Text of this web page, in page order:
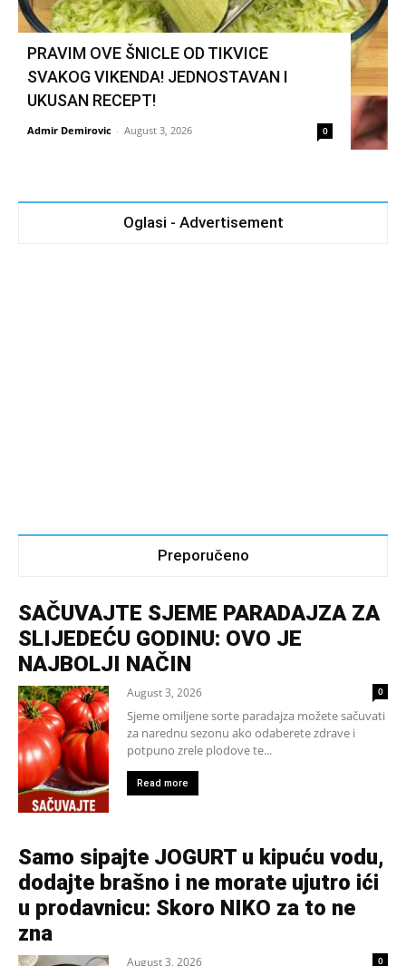
PRAVIM OVE ŠNICLE OD TIKVICE
SVAKOG VIKENDA! JEDNOSTAVAN I
UKUSAN RECEPT!
Admir Demirovic - August 3, 2026 0
Oglasi - Advertisement
Preporučeno
SAČUVAJTE SJEME PARADAJZA ZA
SLIJEDEĆU GODINU: OVO JE
NAJBOLJI NAČIN
August 3, 2026 0
Sjeme omiljene sorte paradajza možete sačuvati
za narednu sezonu ako odaberete zdrave i
potpuno zrele plodove te...
Read more
Samo sipajte JOGURT u kipuću vodu,
dodajte brašno i ne morate ujutro ići
u prodavnicu: Skoro NIKO za to ne
zna
August 3, 2026 0